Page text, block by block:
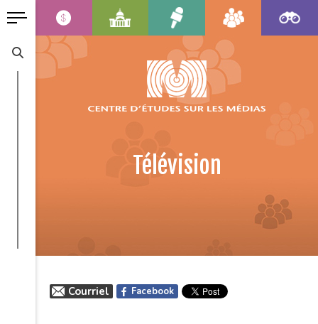
Télévision
Courriel Facebook